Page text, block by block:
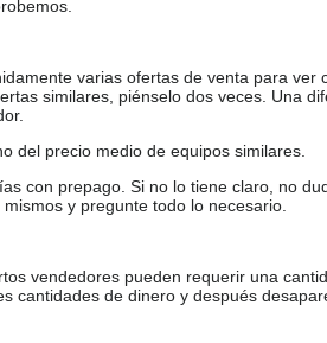
varias ofertas de venta para
similares, piénselo dos veces. Una
del precio medio de equipos similares.
con prepago. Si no lo tiene claro, no
y pregunte todo lo necesario.
vendedores pueden requerir una
cantidades de dinero y después